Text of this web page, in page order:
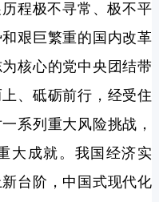
程极不寻常、极不平
艰巨繁重的国内改革
核心的党中央团结带
、砥砺前行，经受住
系列重大风险挑战，
大成就。我国经济实
台阶，中国式现代化